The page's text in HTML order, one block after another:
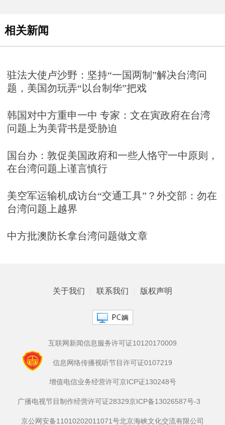
相关新闻
驻法大使卢沙野：坚持“一国两制”解决台湾问
题，美国勿玩弄“以台制华”把戏
韩国对中方重申一中 专家：文在寅政府在台湾
问题上为美背书是受胁迫
国台办：敦促美国政府和一些人恪守一中原则，
在台湾问题上谨言慎行
美空军运输机成访台“交通工具”？外交部：勿在
台湾问题上越界
中方批澳防长拿台湾问题做文章
关于我们 联系我们 版权声明
互联网新闻信息服务许可证10120170009
信息网络传播视听节目许可证0107219
增值电信业务经营许可京ICP证130248号
广播电视节目制作经营许可证28329京ICP备13026587号-3
京公网安备11010202011071号北京海峡文化交流有限公司